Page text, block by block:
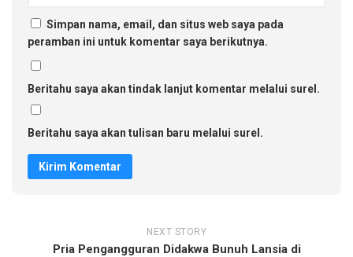
Simpan nama, email, dan situs web saya pada
peramban ini untuk komentar saya berikutnya.
Beritahu saya akan tindak lanjut komentar melalui surel.
Beritahu saya akan tulisan baru melalui surel.
NEXT STORY
Pria Pengangguran Didakwa Bunuh Lansia di